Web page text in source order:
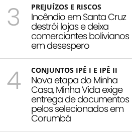
3 PREJUÍZOS E RISCOS
Incêndio em Santa Cruz
destrói lojas e deixa
comerciantes bolivianos
em desespero
4 CONJUNTOS IPÊ I E IPÊ II
Nova etapa do Minha
Casa, Minha Vida exige
entrega de documentos
pelos selecionados em
Corumbá